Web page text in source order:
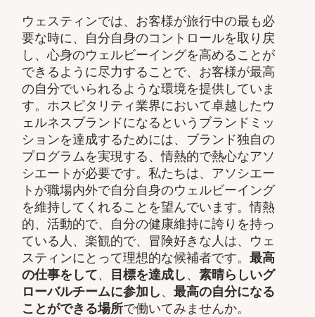
ウェスティンでは、お客様が旅行中の最も必
要な時に、自分自身のコントロールを取り戻
し、心身のウェルビーイングを高めることが
できるように尽力することで、お客様が最高
の自分でいられるような環境を提供していま
す。ホスピタリティ業界において卓越したウ
ェルネスブランドになるというブランドミッ
ションを達成するためには、ブランド独自の
プログラムを実現する、情熱的で熱心なアソ
シエートが必要です。私たちは、アソシエー
トが職場内外で自分自身のウェルビーイング
を維持してくれることを望んでいます。情熱
的、活動的で、自分の健康維持に誇りを持っ
ている人、楽観的で、冒険好きな人は、ウェ
スティンにとって理想的な候補者です。最高
の仕事をして、 目標を達成し、素晴らしいグ
ローバルチームに参加し、最高の自分になる
ことができる場所で働いてみませんか。